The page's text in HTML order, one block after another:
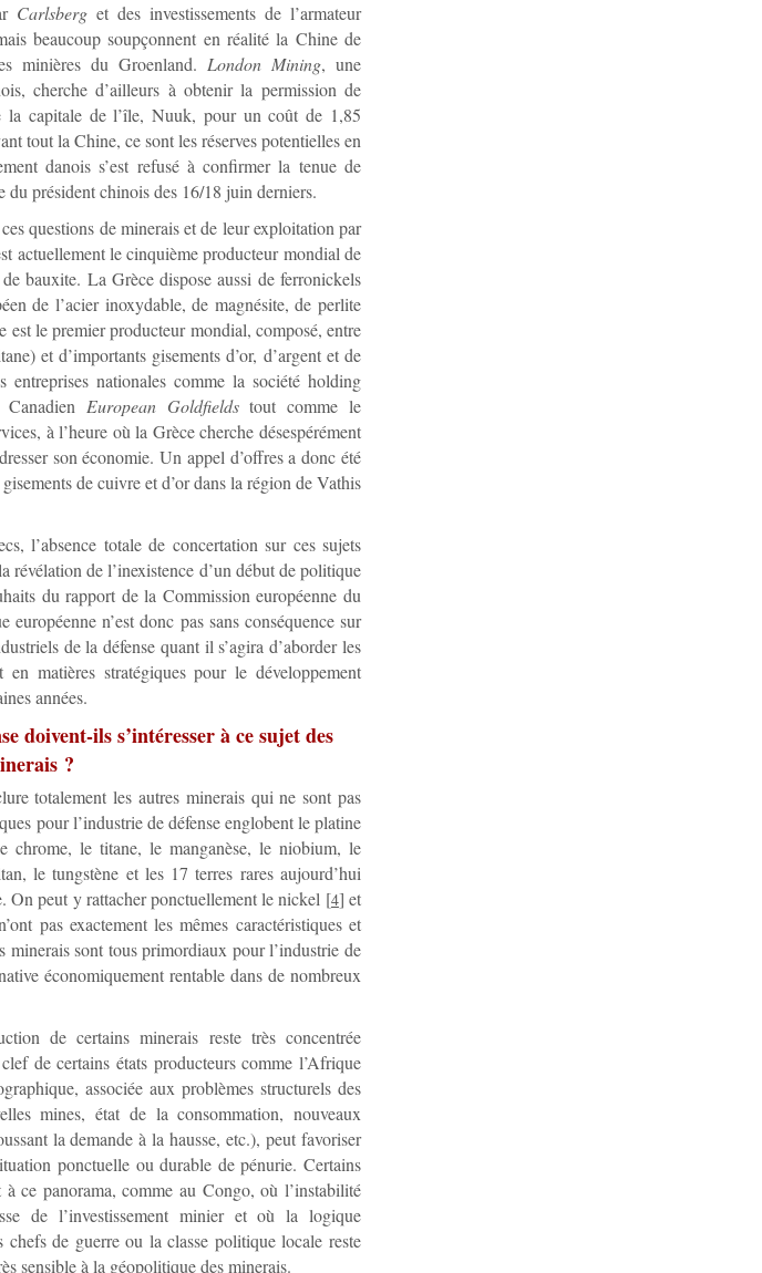
Carlsberg et des investissements de l’armateur
beaucoup soupçonnent en réalité la Chine de
minières du Groenland. London Mining, une
cherche d’ailleurs à obtenir la permission de
la capitale de l’île, Nuuk, pour un coût de 1,85
tout la Chine, ce sont les réserves potentielles en
danois s’est refusé à confirmer la tenue de
du président chinois des 16/18 juin derniers.
questions de minerais et de leur exploitation par
actuellement le cinquième producteur mondial de
bauxite. La Grèce dispose aussi de ferronickels
de l’acier inoxydable, de magnésite, de perlite
le premier producteur mondial, composé, entre
et d’importants gisements d’or, d’argent et de
nationales comme la société holding
European Goldfieldstout comme le
à l’heure où la Grèce cherche désespérément
son économie. Un appel d’offres a donc été
de cuivre et d’or dans la région de Vathis
l’absence totale de concertation sur ces sujets
révélation de l’inexistence d’un début de politique
du rapport de la Commission européenne du
européenne n’est donc pas sans conséquence sur
de la défense quant il s’agira d’aborder les
en matières stratégiques pour le développement
années.
doivent-ils s’intéresser à ce sujet des
?
totalement les autres minerais qui ne sont pas
pour l’industrie de défense englobent le platine
chrome, le titane, le manganèse, le niobium, le
le tungstène et les 17 terres rares aujourd’hui
On peut y rattacher ponctuellement le nickel [4] et
pas exactement les mêmes caractéristiques et
minerais sont tous primordiaux pour l’industrie de
économiquement rentable dans de nombreux
de certains minerais reste très concentrée
de certains états producteurs comme l’Afrique
associée aux problèmes structurels des
mines, état de la consommation, nouveaux
la demande à la hausse, etc.), peut favoriser
ponctuelle ou durable de pénurie. Certains
à ce panorama, comme au Congo, où l’instabilité
de l’investissement minier et où la logique
chefs de guerre ou la classe politique locale reste
sensible à la géopolitique des minerais.